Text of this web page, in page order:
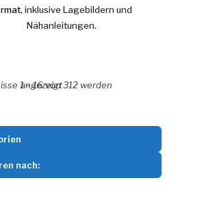
, inklusive Lagebildern und
Nähanleitungen.
Ergebnisse 1 – 16 von 312 werden angezeigtNach Aktualität sortiert
nach: